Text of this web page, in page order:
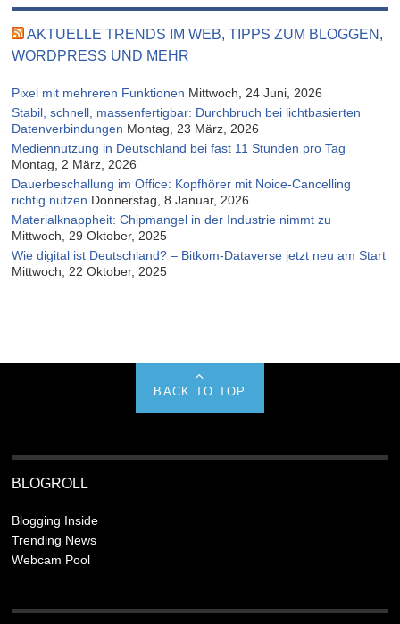
AKTUELLE TRENDS IM WEB, TIPPS ZUM BLOGGEN,
WORDPRESS UND MEHR
Pixel mit mehreren Funktionen Mittwoch, 24 Juni, 2026
Stabil, schnell, massenfertigbar: Durchbruch bei lichtbasierten
Datenverbindungen Montag, 23 März, 2026
Mediennutzung in Deutschland bei fast 11 Stunden pro Tag
Montag, 2 März, 2026
Dauerbeschallung im Office: Kopfhörer mit Noice-Cancelling
richtig nutzen Donnerstag, 8 Januar, 2026
Materialknappheit: Chipmangel in der Industrie nimmt zu
Mittwoch, 29 Oktober, 2025
Wie digital ist Deutschland? – Bitkom-Dataverse jetzt neu am Start
Mittwoch, 22 Oktober, 2025
BACK TO TOP
BLOGROLL
Blogging Inside
Trending News
Webcam Pool